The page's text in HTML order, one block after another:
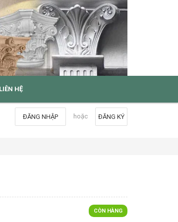
LIÊN HỆ
ĐĂNG KÝ
hoặc
ĐĂNG NHẬP
CÒN HÀNG